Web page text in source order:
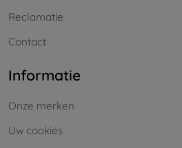
Reclamatie
Contact
Informatie
Onze merken
Uw cookies